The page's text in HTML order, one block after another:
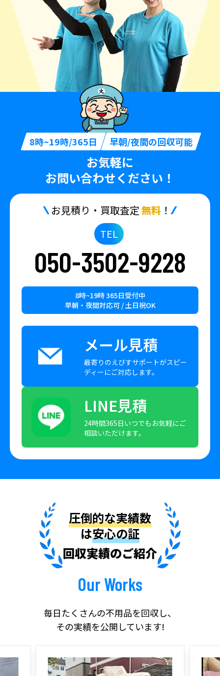
8時~19時/365日 早朝/夜間の回収可能
お気軽に
お問い合わせください！
お見積り・買取査定無料 ！
TEL
050-3502-9228
8時~19時 365日受付中
早朝・夜間対応可 / 土日祝OK
メール見積
最寄りのえびすサポートがスピー
ディーにご対応します。
LINE見積
24時間365日いつでもお気軽にご
相談いただけます。
圧倒的な実績数
は安心の証
回収実績のご紹介
Our Works
毎日たくさんの不用品を回収し、
その実績を公開しています!